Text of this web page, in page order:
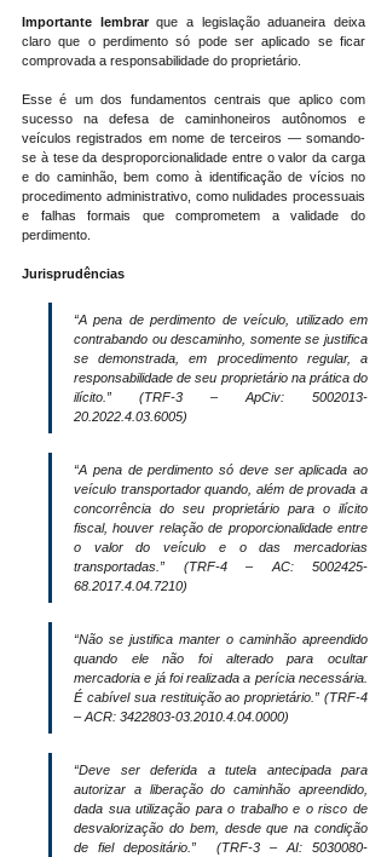
Importante lembrar que a legislação aduaneira deixa
claro que o perdimento só pode ser aplicado se ficar
comprovada a responsabilidade do proprietário.
Esse é um dos fundamentos centrais que aplico com
sucesso na defesa de caminhoneiros autônomos e
veículos registrados em nome de terceiros — somando-
se à tese da desproporcionalidade entre o valor da carga
e do caminhão, bem como à identificação de vícios no
procedimento administrativo, como nulidades processuais
e falhas formais que comprometem a validade do
perdimento.
Jurisprudências
“A pena de perdimento de veículo, utilizado em
contrabando ou descaminho, somente se justifica
se demonstrada, em procedimento regular, a
responsabilidade de seu proprietário na prática do
ilícito.” (TRF-3 – ApCiv: 5002013-
20.2022.4.03.6005)
“A pena de perdimento só deve ser aplicada ao
veículo transportador quando, além de provada a
concorrência do seu proprietário para o ilícito
fiscal, houver relação de proporcionalidade entre
o valor do veículo e o das mercadorias
transportadas.” (TRF-4 – AC: 5002425-
68.2017.4.04.7210)
“Não se justifica manter o caminhão apreendido
quando ele não foi alterado para ocultar
mercadoria e já foi realizada a perícia necessária.
É cabível sua restituição ao proprietário.” (TRF-4
– ACR: 3422803-03.2010.4.04.0000)
“Deve ser deferida a tutela antecipada para
autorizar a liberação do caminhão apreendido,
dada sua utilização para o trabalho e o risco de
desvalorização do bem, desde que na condição
de fiel depositário.”  (TRF-3 – AI: 5030080-